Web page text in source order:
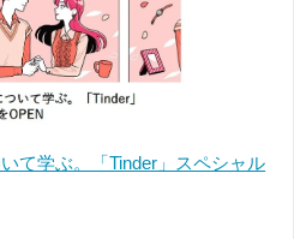
て学ぶ。「Tinder」スペシャル